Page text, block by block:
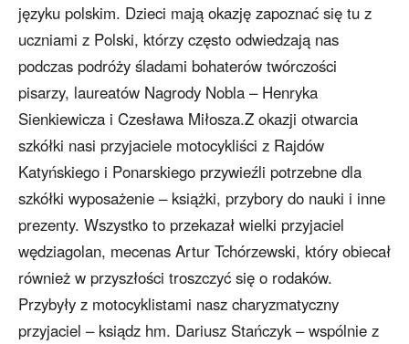
języku polskim. Dzieci mają okazję zapoznać się tu z
uczniami z Polski, którzy często odwiedzają nas
podczas podróży śladami bohaterów twórczości
pisarzy, laureatów Nagrody Nobla – Henryka
Sienkiewicza i Czesława Miłosza.Z okazji otwarcia
szkółki nasi przyjaciele motocykliści z Rajdów
Katyńskiego i Ponarskiego przywieźli potrzebne dla
szkółki wyposażenie – książki, przybory do nauki i inne
prezenty. Wszystko to przekazał wielki przyjaciel
wędziagolan, mecenas Artur Tchórzewski, który obiecał
również w przyszłości troszczyć się o rodaków.
Przybyły z motocyklistami nasz charyzmatyczny
przyjaciel – ksiądz hm. Dariusz Stańczyk – wspólnie z